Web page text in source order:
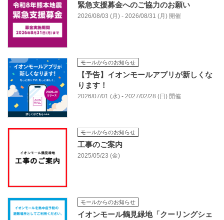
緊急支援募金へのご協力のお願い
2026/08/03 (月) - 2026/08/31 (月) 開催
モールからのお知らせ
【予告】イオンモールアプリが新しくな
ります！
2026/07/01 (水) - 2027/02/28 (日) 開催
モールからのお知らせ
工事のご案内
2025/05/23 (金)
モールからのお知らせ
イオンモール鶴見緑地「クーリングシェ